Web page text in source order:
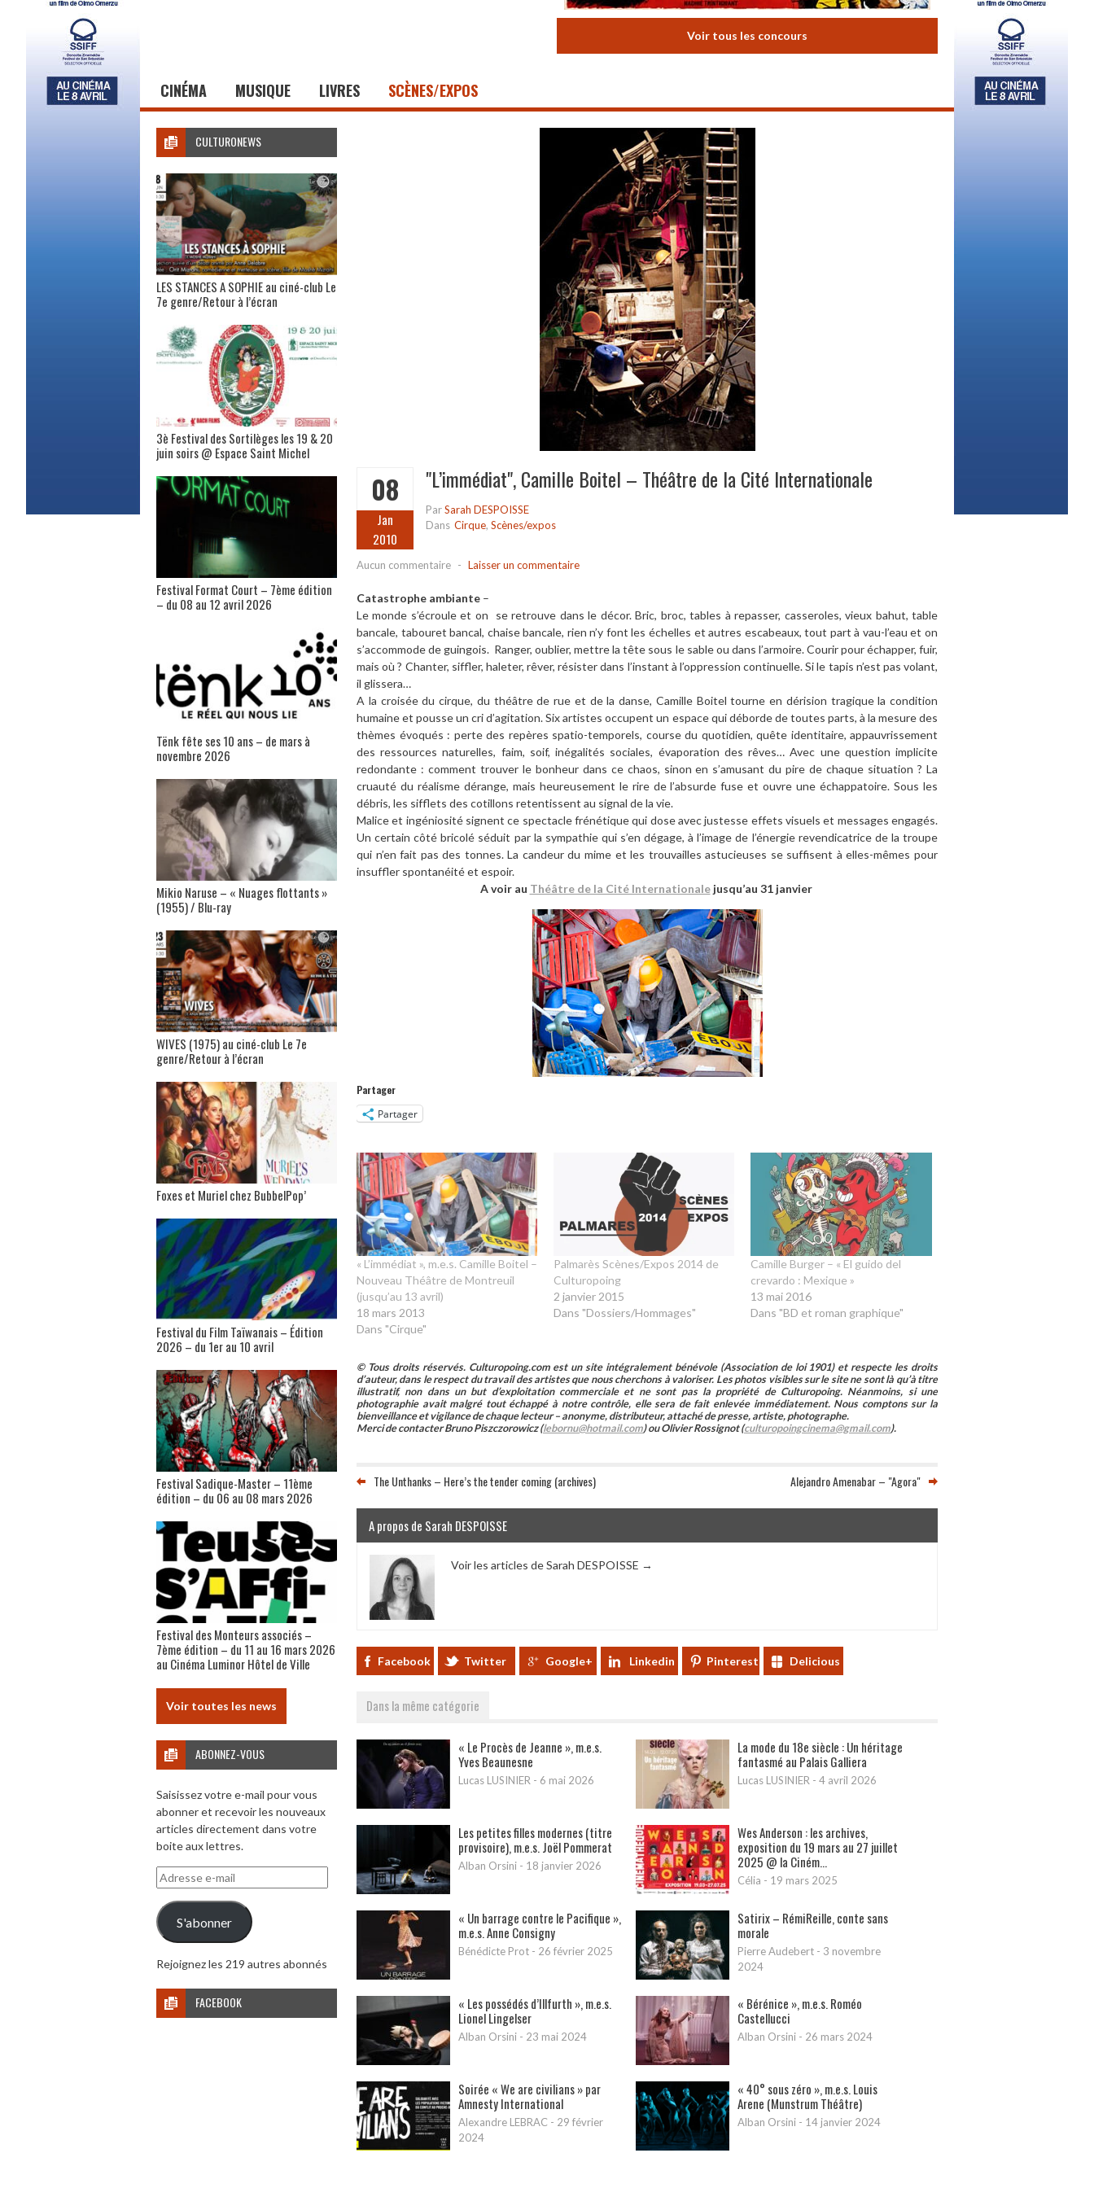
Voir tous les concours
CINÉMA MUSIQUE LIVRES SCÈNES/EXPOS
08
Jan
2010
"L’immédiat", Camille Boitel – Théâtre de la Cité Internationale
ParSarah DESPOISSE
Dans Cirque, Scènes/expos
Aucun commentaire - Laisser un commentaire
Catastrophe ambiante –
Le monde s’écroule et on se retrouve dans le décor. Bric, broc, tables à repasser, casseroles, vieux bahut, table
bancale, tabouret bancal, chaise bancale, rien n’y font les échelles et autres escabeaux, tout part à vau-l’eau et on
s’accommode de guingois. Ranger, oublier, mettre la tête sous le sable ou dans l’armoire. Courir pour échapper, fuir,
mais où ? Chanter, siffler, haleter, rêver, résister dans l’instant à l’oppression continuelle. Si le tapis n’est pas volant,
il glissera…
A la croisée du cirque, du théâtre de rue et de la danse, Camille Boitel tourne en dérision tragique la condition
humaine et pousse un cri d’agitation. Six artistes occupent un espace qui déborde de toutes parts, à la mesure des
thèmes évoqués : perte des repères spatio-temporels, course du quotidien, quête identitaire, appauvrissement
des ressources naturelles, faim, soif, inégalités sociales, évaporation des rêves… Avec une question implicite
redondante : comment trouver le bonheur dans ce chaos, sinon en s’amusant du pire de chaque situation ? La
cruauté du réalisme dérange, mais heureusement le rire de l’absurde fuse et ouvre une échappatoire. Sous les
débris, les sifflets des cotillons retentissent au signal de la vie.
Malice et ingéniosité signent ce spectacle frénétique qui dose avec justesse effets visuels et messages engagés.
Un certain côté bricolé séduit par la sympathie qui s’en dégage, à l’image de l’énergie revendicatrice de la troupe
qui n’en fait pas des tonnes. La candeur du mime et les trouvailles astucieuses se suffisent à elles-mêmes pour
insuffler spontanéité et espoir.
A voir au Théâtre de la Cité Internationalejusqu’au 31 janvier
Partager
Partager
« L’immédiat », m.e.s. Camille Boitel –
Nouveau Théâtre de Montreuil
(jusqu’au 13 avril)
18 mars 2013
Dans "Cirque"
Palmarès Scènes/Expos 2014 de
Culturopoing
2 janvier 2015
Dans "Dossiers/Hommages"
Camille Burger – « El guido del
crevardo : Mexique »
13 mai 2016
Dans "BD et roman graphique"
© Tous droits réservés. Culturopoing.com est un site intégralement bénévole (Association de loi 1901) et respecte les droits
d’auteur, dans le respect du travail des artistes que nous cherchons à valoriser. Les photos visibles sur le site ne sont là qu’à titre
illustratif, non dans un but d’exploitation commerciale et ne sont pas la propriété de Culturopoing. Néanmoins, si une
photographie avait malgré tout échappé à notre contrôle, elle sera de fait enlevée immédiatement. Nous comptons sur la
bienveillance et vigilance de chaque lecteur – anonyme, distributeur, attaché de presse, artiste, photographe.
Merci de contacter Bruno Piszczorowicz (lebornu@hotmail.com) ou Olivier Rossignot (culturopoingcinema@gmail.com).
The Unthanks – Here’s the tender coming (archives) Alejandro Amenabar – "Agora"
A propos de Sarah DESPOISSE
Voir les articles de Sarah DESPOISSE →
Facebook Twitter Google+ Linkedin Pinterest Delicious
Dans la même catégorie
« Le Procès de Jeanne », m.e.s.
Yves Beaunesne
Lucas LUSINIER - 6 mai 2026
La mode du 18e siècle : Un héritage
fantasmé au Palais Galliera
Lucas LUSINIER - 4 avril 2026
Les petites filles modernes (titre
provisoire), m.e.s. Joël Pommerat
Alban Orsini - 18 janvier 2026
Wes Anderson : les archives,
exposition du 19 mars au 27 juillet
2025 @ la Ciném...
Célia - 19 mars 2025
« Un barrage contre le Pacifique »,
m.e.s. Anne Consigny
Bénédicte Prot - 26 février 2025
Satirix – RémiReille, conte sans
morale
Pierre Audebert- 3 novembre
2024
« Les possédés d’Illfurth », m.e.s.
Lionel Lingelser
Alban Orsini - 23 mai 2024
« Bérénice », m.e.s. Roméo
Castellucci
Alban Orsini- 26 mars 2024
Soirée « We are civilians » par
Amnesty International
Alexandre LEBRAC - 29 février
2024
« 40° sous zéro », m.e.s. Louis
Arene (Munstrum Théâtre)
Alban Orsini- 14 janvier 2024
CULTURONEWS
LES STANCES A SOPHIE au ciné-club Le
7e genre/Retour à l’écran
3è Festival des Sortilèges les 19 & 20
juin soirs @ Espace Saint Michel
Festival Format Court – 7ème édition
– du 08 au 12 avril 2026
Tënk fête ses 10 ans – de mars à
novembre 2026
Mikio Naruse – « Nuages flottants »
(1955) / Blu-ray
WIVES (1975) au ciné-club Le 7e
genre/Retour à l’écran
Foxes et Muriel chez BubbelPop’
Festival du Film Taïwanais – Édition
2026 – du 1er au 10 avril
Festival Sadique-Master – 11ème
édition – du 06 au 08 mars 2026
Festival des Monteurs associés –
7ème édition – du 11 au 16 mars 2026
au Cinéma Luminor Hôtel de Ville
Voir toutes les news
ABONNEZ-VOUS
Saisissez votre e-mail pour vous
abonner et recevoir les nouveaux
articles directement dans votre
boite aux lettres.
Adresse
e-
mail
S'abonner
Rejoignez les 219 autres abonnés
FACEBOOK